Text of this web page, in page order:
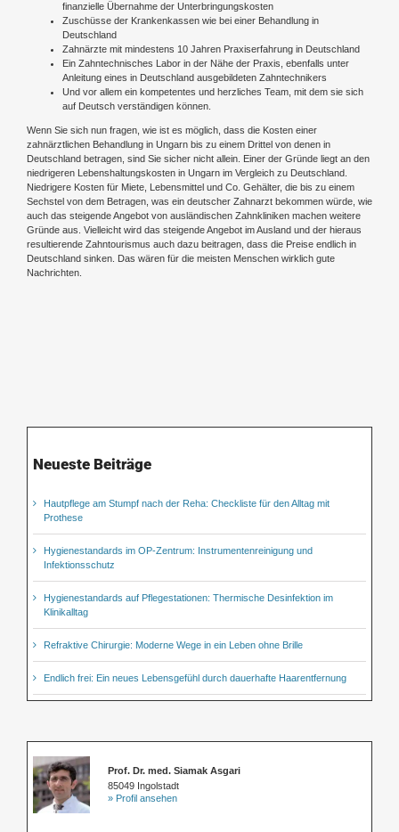
finanzielle Übernahme der Unterbringungskosten
Zuschüsse der Krankenkassen wie bei einer Behandlung in
Deutschland
Zahnärzte mit mindestens 10 Jahren Praxiserfahrung in Deutschland
Ein Zahntechnisches Labor in der Nähe der Praxis, ebenfalls unter
Anleitung eines in Deutschland ausgebildeten Zahntechnikers
Und vor allem ein kompetentes und herzliches Team, mit dem sie sich
auf Deutsch verständigen können.
Wenn Sie sich nun fragen, wie ist es möglich, dass die Kosten einer
zahnärztlichen Behandlung in Ungarn bis zu einem Drittel von denen in
Deutschland betragen, sind Sie sicher nicht allein. Einer der Gründe liegt an den
niedrigeren Lebenshaltungskosten in Ungarn im Vergleich zu Deutschland.
Niedrigere Kosten für Miete, Lebensmittel und Co. Gehälter, die bis zu einem
Sechstel von dem Betragen, was ein deutscher Zahnarzt bekommen würde, wie
auch das steigende Angebot von ausländischen Zahnkliniken machen weitere
Gründe aus. Vielleicht wird das steigende Angebot im Ausland und der hieraus
resultierende Zahntourismus auch dazu beitragen, dass die Preise endlich in
Deutschland sinken. Das wären für die meisten Menschen wirklich gute
Nachrichten.
Neueste Beiträge
Hautpflege am Stumpf nach der Reha: Checkliste für den Alltag mit
Prothese
Hygienestandards im OP-Zentrum: Instrumentenreinigung und
Infektionsschutz
Hygienestandards auf Pflegestationen: Thermische Desinfektion im
Klinikalltag
Refraktive Chirurgie: Moderne Wege in ein Leben ohne Brille
Endlich frei: Ein neues Lebensgefühl durch dauerhafte Haarentfernung
Prof. Dr. med. Siamak Asgari
85049 Ingolstadt
» Profil ansehen